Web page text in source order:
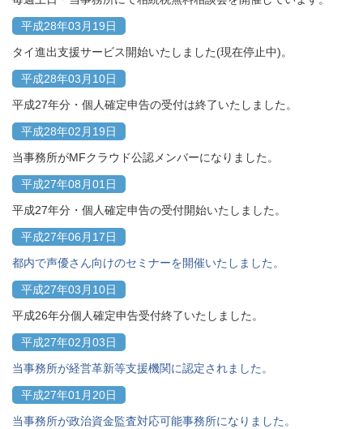
平成28年03月19日
タイ進出支援サービス開始いたしました(現在停止中)。
平成28年03月10日
平成27年分・個人確定申告の受付は終了いたしました。
平成28年02月19日
当事務所がMFクラウド公認メンバーになりました。
平成27年08月01日
平成27年分・個人確定申告の受付開始いたしました。
平成27年06月17日
都内で声優さん向けのセミナーを開催いたしました。
平成27年03月10日
平成26年分個人確定申告受付終了いたしました。
平成27年02月03日
当事務所が経営革新等支援機関に認定されました。
平成27年01月20日
当事務所が政治資金監査対応可能事務所になりました。